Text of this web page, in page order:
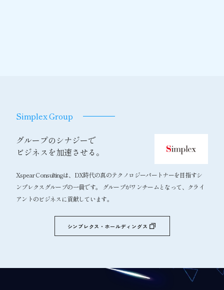
Simplex Group
グループのシナジーで
ビジネスを加速させる。
Xspear Consultingは、DX時代の真のテクノロジーパートナーを目指すシ
ンプレクスグループの一員です。 グループがワンチームとなって、クライ
アントのビジネスに貢献しています。
シンプレクス・ホールディングス